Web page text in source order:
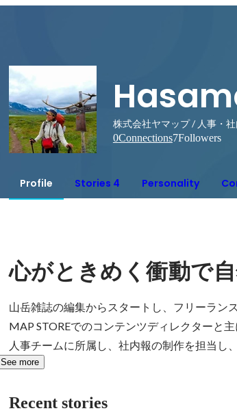
株式会社ヤマップ / 人事・
0Connections7Followers
Profile Stories 4 Personality
心がときめく衝動で
山岳雑誌の編集からスタートし、フリーラン
MAP STOREでのコンテンツディレクターと
人事チームに所属し、社内報の制作を担当し
See more
Recent stories